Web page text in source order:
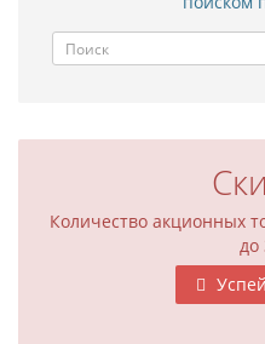
Количество акционных
до